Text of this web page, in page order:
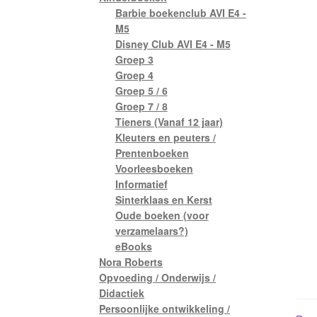
Barbie boekenclub AVI E4 -
M5
Disney Club AVI E4 - M5
Groep 3
Groep 4
Groep 5 / 6
Groep 7 / 8
Tieners (Vanaf 12 jaar)
Kleuters en peuters /
Prentenboeken
Voorleesboeken
Informatief
Sinterklaas en Kerst
Oude boeken (voor
verzamelaars?)
eBooks
Nora Roberts
Opvoeding / Onderwijs /
Didactiek
Persoonlijke ontwikkeling /